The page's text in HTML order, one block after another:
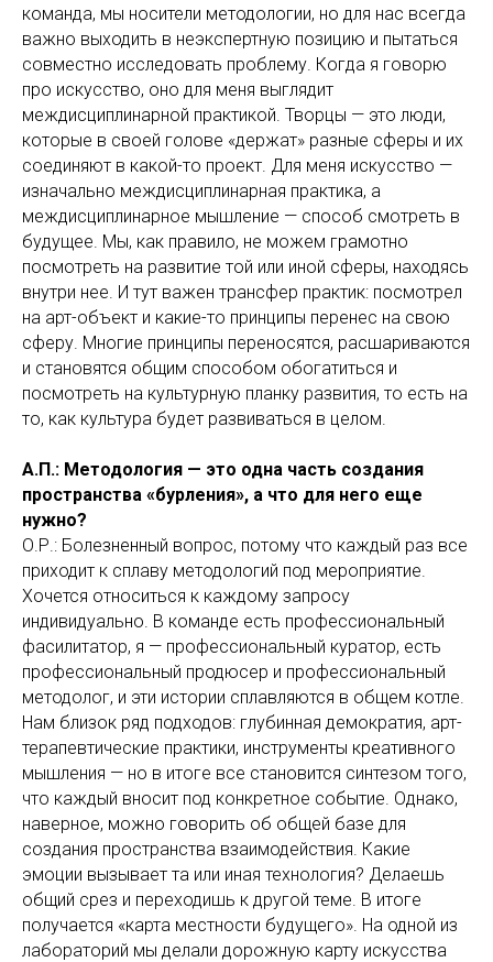
команда, мы носители методологии, но для нас всегда
важно выходить в неэкспертную позицию и пытаться
совместно исследовать проблему. Когда я говорю
про искусство, оно для меня выглядит
междисциплинарной практикой. Творцы — это люди,
которые в своей голове «держат» разные сферы и их
соединяют в какой-то проект. Для меня искусство —
изначально междисциплинарная практика, а
междисциплинарное мышление — способ смотреть в
будущее. Мы, как правило, не можем грамотно
посмотреть на развитие той или иной сферы, находясь
внутри нее. И тут важен трансфер практик: посмотрел
на арт-объект и какие-то принципы перенес на свою
сферу. Многие принципы переносятся, расшариваются
и становятся общим способом обогатиться и
посмотреть на культурную планку развития, то есть на
то, как культура будет развиваться в целом.
А.П.: Методология — это одна часть создания
пространства «бурления», а что для него еще
нужно?
О.Р.: Болезненный вопрос, потому что каждый раз все
приходит к сплаву методологий под мероприятие.
Хочется относиться к каждому запросу
индивидуально. В команде есть профессиональный
фасилитатор, я — профессиональный куратор, есть
профессиональный продюсер и профессиональный
методолог, и эти истории сплавляются в общем котле.
Нам близок ряд подходов: глубинная демократия, арт-
терапевтические практики, инструменты креативного
мышления — но в итоге все становится синтезом того,
что каждый вносит под конкретное событие. Однако,
наверное, можно говорить об общей базе для
создания пространства взаимодействия. Какие
эмоции вызывает та или иная технология? Делаешь
общий срез и переходишь к другой теме. В итоге
получается «карта местности будущего». На одной из
лабораторий мы делали дорожную карту искусства